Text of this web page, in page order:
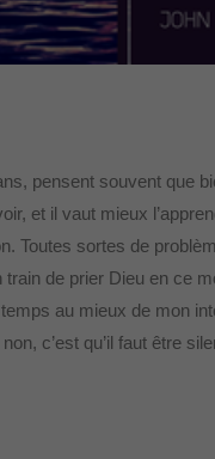
pensent souvent que
et il vaut mieux
Toutes sortes de
de prier Dieu en ce
au mieux de mon
c’est qu’il faut être